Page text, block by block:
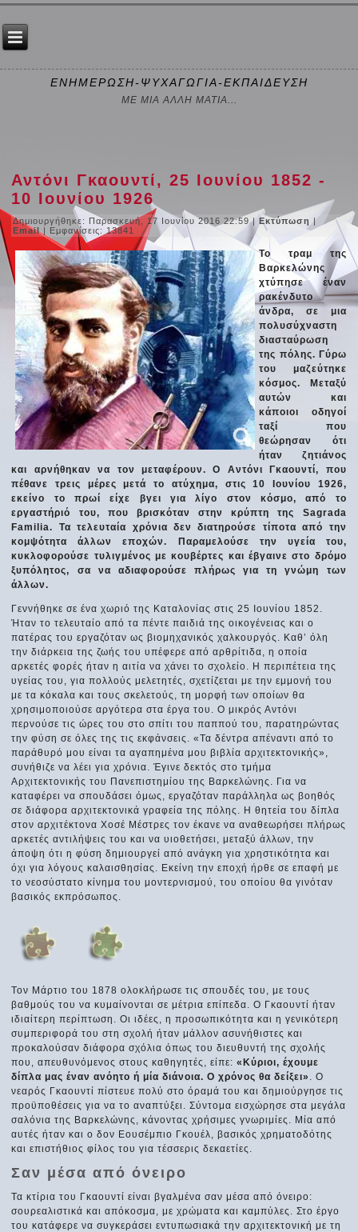
ΕΝΗΜΕΡΩΣΗ-ΨΥΧΑΓΩΓΙΑ-ΕΚΠΑΙΔΕΥΣΗ
ΜΕ ΜΙΑ ΑΛΛΗ ΜΑΤΙΑ...
Αντόνι Γκαουντί, 25 Ιουνίου 1852 -
10 Ιουνίου 1926
Δημιουργήθηκε: Παρασκευή, 17 Ιουνίου 2016 22:59|Εκτύπωση|
Email | Εμφανίσεις: 13841
Το τραμ της
Βαρκελώνης
χτύπησε έναν
ρακένδυτο
άνδρα, σε μια
πολυσύχναστη
διασταύρωση
της πόλης. Γύρω
του μαζεύτηκε
κόσμος. Μεταξύ
αυτών και
κάποιοι οδηγοί
ταξί που
θεώρησαν ότι
ήταν ζητιάνος
και αρνήθηκαν να τον μεταφέρουν. Ο Αντόνι Γκαουντί, που
πέθανε τρεις μέρες μετά το ατύχημα, στις 10 Ιουνίου 1926,
εκείνο το πρωί είχε βγει για λίγο στον κόσμο, από το
εργαστήριό του, που βρισκόταν στην κρύπτη της Sagrada
Familia. Τα τελευταία χρόνια δεν διατηρούσε τίποτα από την
κομψότητα άλλων εποχών. Παραμελούσε την υγεία του,
κυκλοφορούσε τυλιγμένος με κουβέρτες και έβγαινε στο δρόμο
ξυπόλητος, σα να αδιαφορούσε πλήρως για τη γνώμη των
άλλων.
Γεννήθηκε σε ένα χωριό της Καταλονίας στις 25 Ιουνίου 1852.
Ήταν το τελευταίο από τα πέντε παιδιά της οικογένειας και ο
πατέρας του εργαζόταν ως βιομηχανικός χαλκουργός. Καθ’ όλη
την διάρκεια της ζωής του υπέφερε από αρθρίτιδα, η οποία
αρκετές φορές ήταν η αιτία να χάνει το σχολείο. Η περιπέτεια της
υγείας του, για πολλούς μελετητές, σχετίζεται με την εμμονή του
με τα κόκαλα και τους σκελετούς, τη μορφή των οποίων θα
χρησιμοποιούσε αργότερα στα έργα του. Ο μικρός Αντόνι
περνούσε τις ώρες του στο σπίτι του παππού του, παρατηρώντας
την φύση σε όλες της τις εκφάνσεις. «Τα δέντρα απέναντι από το
παράθυρό μου είναι τα αγαπημένα μου βιβλία αρχιτεκτονικής»,
συνήθιζε να λέει για χρόνια. Έγινε δεκτός στο τμήμα
Αρχιτεκτονικής του Πανεπιστημίου της Βαρκελώνης. Για να
καταφέρει να σπουδάσει όμως, εργαζόταν παράλληλα ως βοηθός
σε διάφορα αρχιτεκτονικά γραφεία της πόλης. Η θητεία του δίπλα
στον αρχιτέκτονα Χοσέ Μέστρες τον έκανε να αναθεωρήσει πλήρως
αρκετές αντιλήψεις του και να υιοθετήσει, μεταξύ άλλων, την
άποψη ότι η φύση δημιουργεί από ανάγκη για χρηστικότητα και
όχι για λόγους καλαισθησίας. Εκείνη την εποχή ήρθε σε επαφή με
το νεοσύστατο κίνημα του μοντερνισμού, του οποίου θα γινόταν
βασικός εκπρόσωπος.
Τον Μάρτιο του 1878 ολοκλήρωσε τις σπουδές του, με τους
βαθμούς του να κυμαίνονται σε μέτρια επίπεδα. Ο Γκαουντί ήταν
ιδιαίτερη περίπτωση. Οι ιδέες, η προσωπικότητα και η γενικότερη
συμπεριφορά του στη σχολή ήταν μάλλον ασυνήθιστες και
προκαλούσαν διάφορα σχόλια όπως του διευθυντή της σχολής
που, απευθυνόμενος στους καθηγητές, είπε:«Κύριοι, έχουμε
δίπλα μας έναν ανόητο ή μία διάνοια. Ο χρόνος θα δείξει» . Ο
νεαρός Γκαουντί πίστευε πολύ στο όραμά του και δημιούργησε τις
προϋποθέσεις για να το αναπτύξει. Σύντομα εισχώρησε στα μεγάλα
σαλόνια της Βαρκελώνης, κάνοντας χρήσιμες γνωριμίες. Μία από
αυτές ήταν και ο δον Εουσέμπιο Γκουέλ, βασικός χρηματοδότης
και επιστήθιος φίλος του για τέσσερις δεκαετίες.
Σαν μέσα από όνειρο
Τα κτίρια του Γκαουντί είναι βγαλμένα σαν μέσα από όνειρο:
σουρεαλιστικά και απόκοσμα, με χρώματα και καμπύλες. Στο έργο
του κατάφερε να συγκεράσει εντυπωσιακά την αρχιτεκτονική με τη